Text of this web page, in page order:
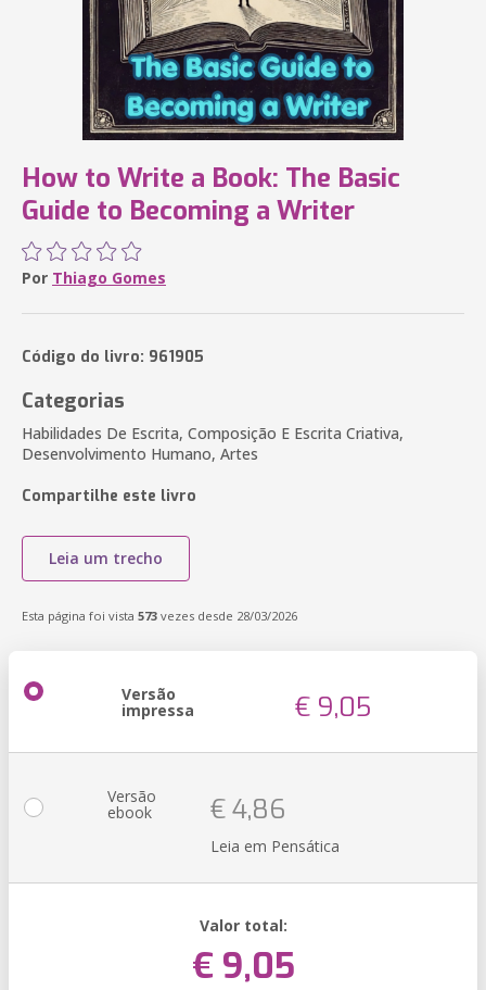
How to Write a Book: The Basic
Guide to Becoming a Writer
Por Thiago Gomes
Código do livro: 961905
Categorias
Habilidades De Escrita, Composição E Escrita Criativa,
Desenvolvimento Humano, Artes
Compartilhe este livro
Leia um trecho
Esta página foi vista 573 vezes desde 28/03/2026
Versão
impressa € 9,05
Versão
ebook € 4,86
Leia em Pensática
Valor total:
€ 9,05